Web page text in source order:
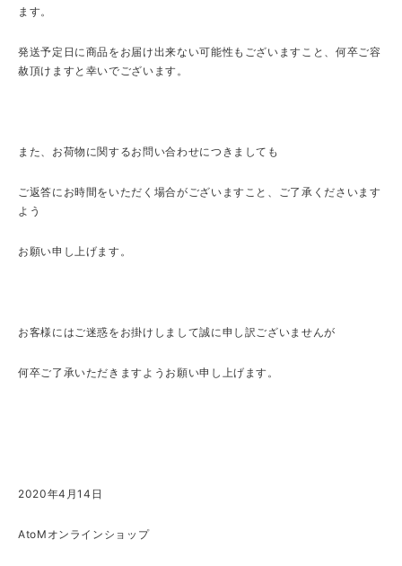
ます。
発送予定日に商品をお届け出来ない可能性もございますこと、何卒ご容
赦頂けますと幸いでございます。
また、お荷物に関するお問い合わせにつきましても
ご返答にお時間をいただく場合がございますこと、ご了承くださいます
よう
お願い申し上げます。
お客様にはご迷惑をお掛けしまして誠に申し訳ございませんが
何卒ご了承いただきますようお願い申し上げます。
2020年4 月14日
AtoM オンラインショップ